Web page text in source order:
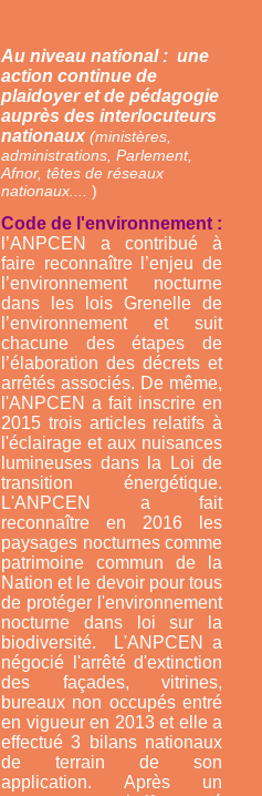
Au niveau national : une
action continue de
plaidoyer et de pédagogie
auprès des interlocuteurs
nationaux (ministères,
administrations, Parlement,
Afnor, têtes de réseaux
nationaux....
)
Code de l'environnement :
l’ANPCEN a contribué à
faire reconnaître l’enjeu de
l’environnement nocturne
dans les lois Grenelle de
l’environnement et suit
chacune des étapes de
l’élaboration des décrets et
arrêtés associés. De même,
l'ANPCEN a fait inscrire en
2015 trois articles relatifs à
l'éclairage et aux nuisances
lumineuses dans la Loi de
transition énergétique.
L'ANPCEN a fait
reconnaître en 2016 les
paysages nocturnes comme
patrimoine commun de la
Nation et le devoir pour tous
de protéger l'environnement
nocturne dans loi sur la
biodiversité.
L'ANPCEN a
négocié l'arrêté d'extinction
des façades, vitrines,
bureaux non occupés entré
en vigueur en 2013 et elle a
effectué 3 bilans nationaux
de terrain de son
application. Après un